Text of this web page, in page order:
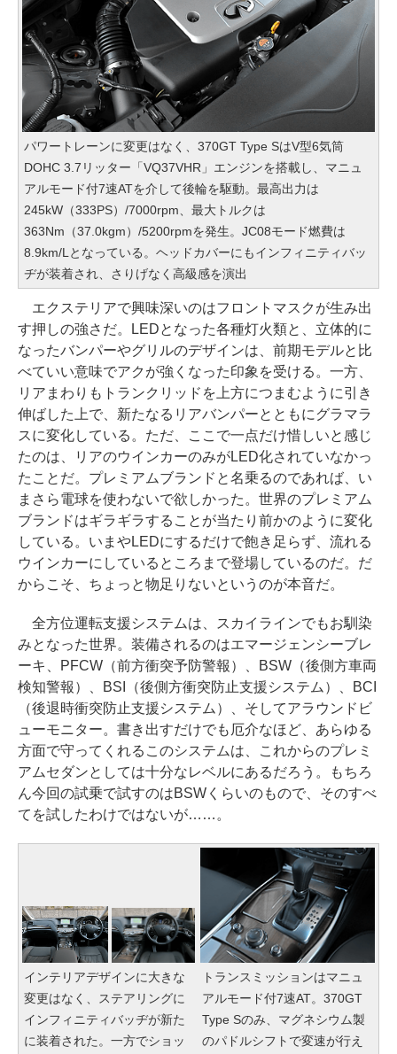
パワートレーンに変更はなく、370GT Type SはV型6気筒
DOHC 3.7リッター「VQ37VHR」エンジンを搭載し、マニュ
アルモード付7速ATを介して後輪を駆動。最高出力は
245kW（333PS）/7000rpm、最大トルクは
363Nm（37.0kgm）/5200rpmを発生。JC08モード燃費は
8.9km/Lとなっている。ヘッドカバーにもインフィニティバッ
ヂが装着され、さりげなく高級感を演出
エクステリアで興味深いのはフロントマスクが生み出
す押しの強さだ。LEDとなった各種灯火類と、立体的に
なったバンパーやグリルのデザインは、前期モデルと比
べていい意味でアクが強くなった印象を受ける。一方、
リアまわりもトランクリッドを上方につまむように引き
伸ばした上で、新たなるリアバンパーとともにグラマラ
スに変化している。ただ、ここで一点だけ惜しいと感じ
たのは、リアのウインカーのみがLED化されていなかっ
たことだ。プレミアムブランドと名乗るのであれば、い
まさら電球を使わないで欲しかった。世界のプレミアム
ブランドはギラギラすることが当たり前かのように変化
している。いまやLEDにするだけで飽き足らず、流れる
ウインカーにしているところまで登場しているのだ。だ
からこそ、ちょっと物足りないというのが本音だ。
全方位運転支援システムは、スカイラインでもお馴染
みとなった世界。装備されるのはエマージェンシーブレ
ーキ、PFCW（前方衝突予防警報）、BSW（後側方車両
検知警報）、BSI（後側方衝突防止支援システム）、BCI
（後退時衝突防止支援システム）、そしてアラウンドビ
ューモニター。書き出すだけでも厄介なほど、あらゆる
方面で守ってくれるこのシステムは、これからのプレミ
アムセダンとしては十分なレベルにあるだろう。もちろ
ん今回の試乗で試すのはBSWくらいのもので、そのすべ
てを試したわけではないが……。
インテリアデザインに大きな
変更はなく、ステアリングに
インフィニティバッヂが新た
に装着された。一方でショッ
トランスミッションはマニュ
アルモード付7速AT。370GT
Type Sのみ、マグネシウム製
のパドルシフトで変速が行え